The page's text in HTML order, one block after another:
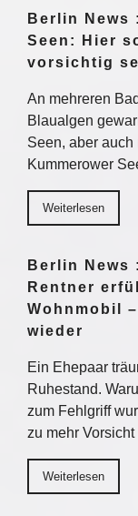
Berlin News
Seen: Hier
vorsichtig
An mehreren
Blaualgen
Seen, aber
Kummerower
Weiterlesen
Berlin News
Rentner
Wohnmobil
wieder
Ein Ehepaar
Ruhestand.
zum Fehlgriff
zu mehr
Weiterlesen